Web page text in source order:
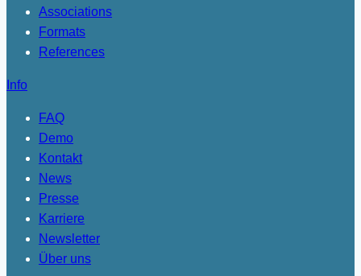
Associations
Formats
References
Info
FAQ
Demo
Kontakt
News
Presse
Karriere
Newsletter
Über uns